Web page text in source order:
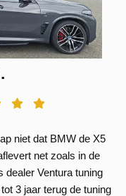
niet dat BMW de X5
net zoals in de
dealer Ventura tuning
3 jaar terug de tuning